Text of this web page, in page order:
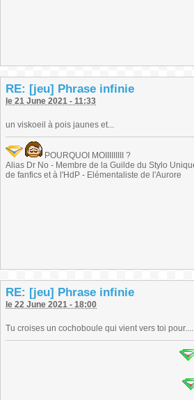
RE: [jeu] Phrase infinie
le 21 June 2021 - 11:33
un viskoeil à pois jaunes et...
POURQUOI MOIIIIIIIII ?
Alias Dr No - Membre de la Guilde du Stylo
de fanfics et à l'HdP - Elémentaliste de l'Aurore
RE: [jeu] Phrase infinie
le 22 June 2021 - 18:00
Tu croises un cochoboule qui vient vers toi pour....